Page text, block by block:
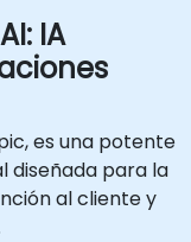
IA
es una potente
diseñada para la
al cliente y